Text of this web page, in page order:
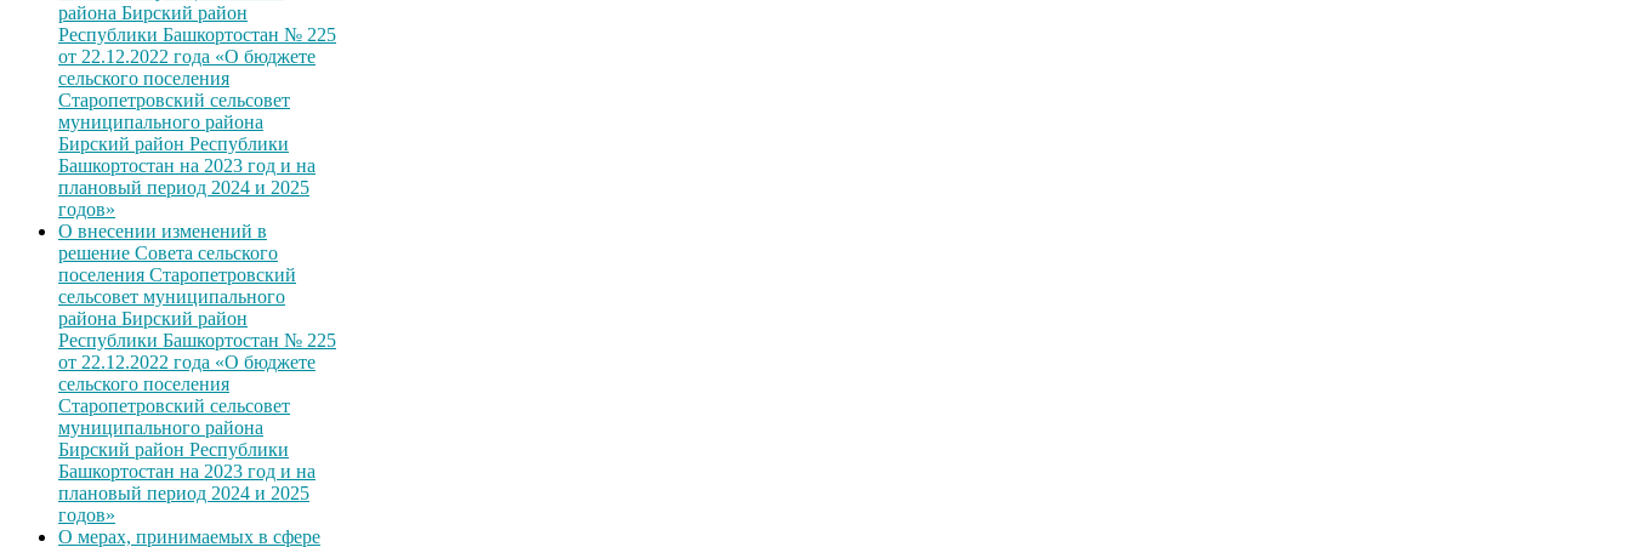
района Бирский район
Республики Башкортостан № 225
от 22.12.2022 года «О бюджете
сельского поселения
Старопетровский сельсовет
муниципального района
Бирский район Республики
Башкортостан на 2023 год и на
плановый период 2024 и 2025
годов»
О внесении изменений в
решение Совета сельского
поселения Старопетровский
сельсовет муниципального
района Бирский район
Республики Башкортостан № 225
от 22.12.2022 года «О бюджете
сельского поселения
Старопетровский сельсовет
муниципального района
Бирский район Республики
Башкортостан на 2023 год и на
плановый период 2024 и 2025
годов»
О мерах, принимаемых в сфере